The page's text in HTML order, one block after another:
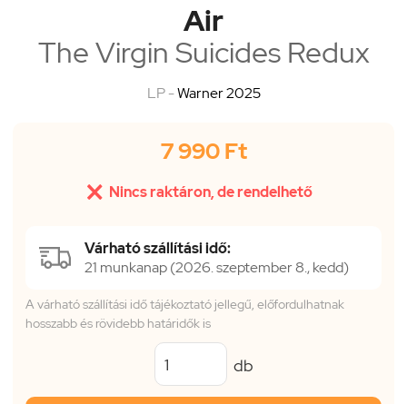
Air
The Virgin Suicides Redux
LP -Warner 2025
7 990 Ft
 Nincs raktáron, de rendelhető
Várható szállítási idő:
21 munkanap (2026. szeptember 8., kedd)
A várható szállítási idő tájékoztató jellegű, előfordulhatnak
hosszabb és rövidebb határidők is
db